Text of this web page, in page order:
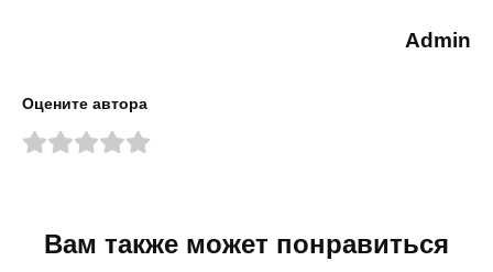
Admin
Оцените автора
Вам также может понравиться